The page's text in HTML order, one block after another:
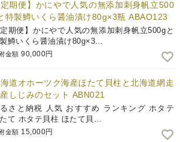
定期便】かにやで人気の無添加刺身帆立500
特製鱒いくら醤油漬け80g×3瓶 ABAO123
定期便】かにやで人気の無添加刺身帆立500gと
鱒いくら醤油漬け80g×3…
金額 90,000円
道オホーツク海産ほたて貝柱と北海道網走
しじみのセット ABN021
さと納税 人気 おすすめ ランキング ホタテ
て ホタテ貝柱 ほたて貝…
金額 15,000円